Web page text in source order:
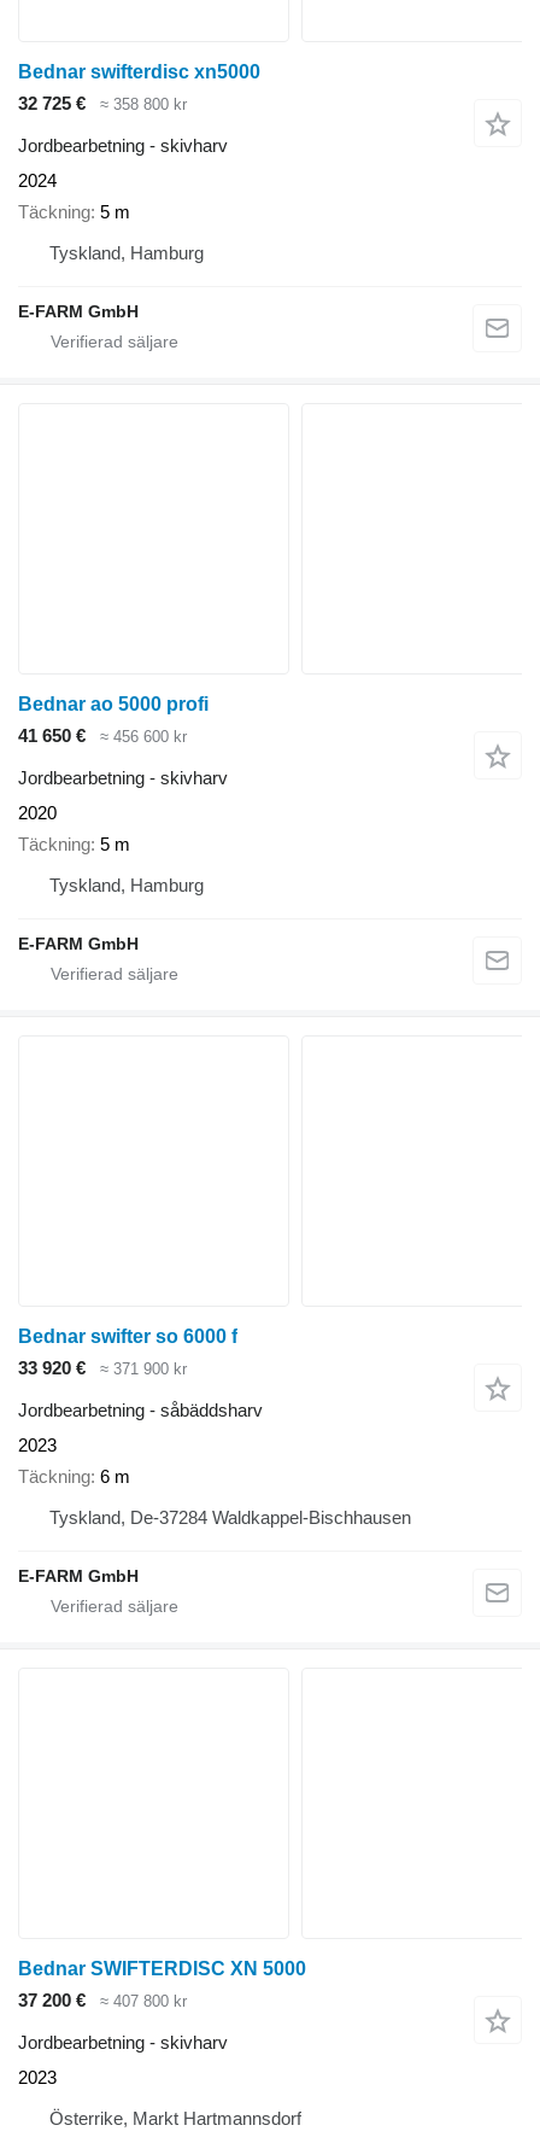
Bednar swifterdisc xn5000
32 725 €
≈ 358 800 kr
Jordbearbetning - skivharv
2024
Täckning 5 m
Tyskland, Hamburg
E-FARM GmbH
Bednar ao 5000 profi
41 650 €
≈ 456 600 kr
Jordbearbetning - skivharv
2020
Täckning 5 m
Tyskland, Hamburg
E-FARM GmbH
Bednar swifter so 6000 f
33 920 €
≈ 371 900 kr
Jordbearbetning - såbäddsharv
2023
Täckning 6 m
Tyskland, De-37284 Waldkappel-Bischhausen
E-FARM GmbH
Bednar SWIFTERDISC XN 5000
37 200 €
≈ 407 800 kr
Jordbearbetning - skivharv
2023
Österrike, Markt Hartmannsdorf